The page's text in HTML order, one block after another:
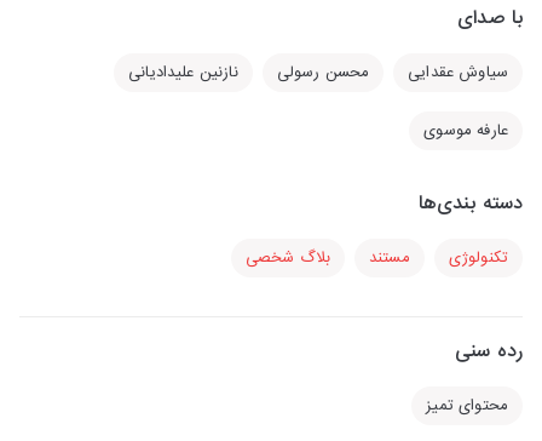
با صدای
سیاوش عقدایی محسن رسولی نازنین علیدادیانی
عارفه موسوی
دسته بندی‌ها
تکنولوژی مستند بلاگ شخصی
رده سنی
محتوای تمیز